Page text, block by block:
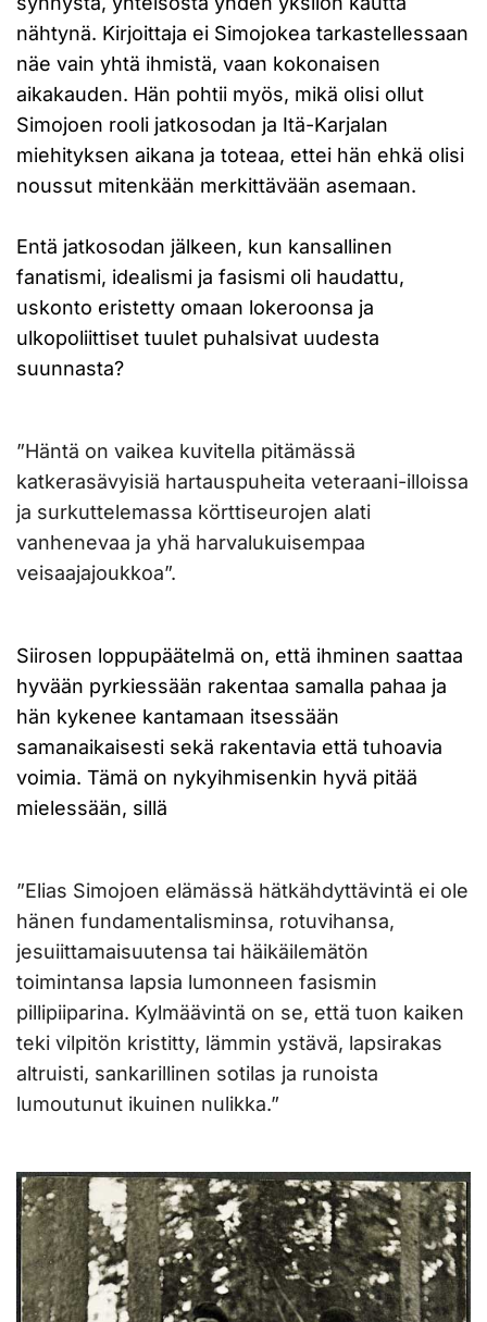
nähtynä. Kirjoittaja ei Simojokea tarkastellessaan
näe vain yhtä ihmistä, vaan kokonaisen
aikakauden. Hän pohtii myös, mikä olisi ollut
Simojoen rooli jatkosodan ja Itä-Karjalan
miehityksen aikana ja toteaa, ettei hän ehkä olisi
noussut mitenkään merkittävään asemaan.
Entä jatkosodan jälkeen, kun kansallinen
fanatismi, idealismi ja fasismi oli haudattu,
uskonto eristetty omaan lokeroonsa ja
ulkopoliittiset tuulet puhalsivat uudesta
suunnasta?
”Häntä on vaikea kuvitella pitämässä
katkerasävyisiä hartauspuheita veteraani-illoissa
ja surkuttelemassa körttiseurojen alati
vanhenevaa ja yhä harvalukuisempaa
veisaajajoukkoa”.
Siirosen loppupäätelmä on, että ihminen saattaa
hyvään pyrkiessään rakentaa samalla pahaa ja
hän kykenee kantamaan itsessään
samanaikaisesti sekä rakentavia että tuhoavia
voimia. Tämä on nykyihmisenkin hyvä pitää
mielessään, sillä
”Elias Simojoen elämässä hätkähdyttävintä ei ole
hänen fundamentalisminsa, rotuvihansa,
jesuiittamaisuutensa tai häikäilemätön
toimintansa lapsia lumonneen fasismin
pillipiiparina. Kylmäävintä on se, että tuon kaiken
teki vilpitön kristitty, lämmin ystävä, lapsirakas
altruisti, sankarillinen sotilas ja runoista
lumoutunut ikuinen nulikka.”